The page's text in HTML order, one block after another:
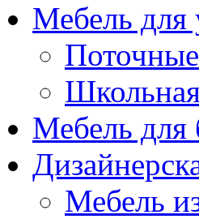
Мебель для
Мебель для
Мебель